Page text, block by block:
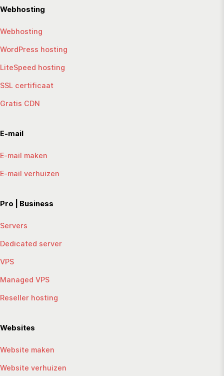
Webhosting
Webhosting
WordPress hosting
LiteSpeed hosting
SSL certificaat
Gratis CDN
E-mail
E-mail maken
E-mail verhuizen
Pro | Business
Servers
Dedicated server
VPS
Managed VPS
Reseller hosting
Websites
Website maken
Website verhuizen